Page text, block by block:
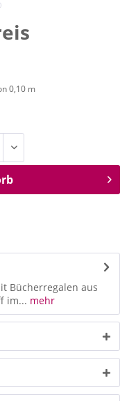
0,10 m
Bücherregalen aus
im... mehr